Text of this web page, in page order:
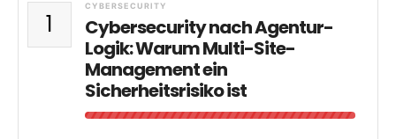
1
CYBERSECURITY
Cybersecurity nach Agentur-
Logik: Warum Multi-Site-
Management ein
Sicherheitsrisiko ist